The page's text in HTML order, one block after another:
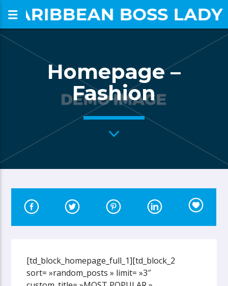
CARIBBEAN BOSS LADY
Homepage –
Fashion
[td_block_homepage_full_1][td_block_2
sort= »random_posts » limit= »3″